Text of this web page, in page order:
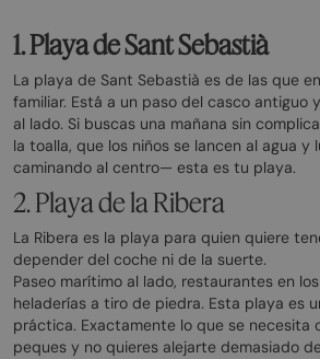
1. Playa de Sant Sebastià
La playa de Sant Sebastià es de las que
familiar. Está a un paso del casco antiguo
al lado. Si buscas una mañana sin
la toalla, que los niños se lancen al agua y
caminando al centro— esta es tu playa.
2. Playa de la Ribera
La Ribera es la playa para quien quiere
depender del coche ni de la suerte.
Paseo marítimo al lado, restaurantes en
heladerías a tiro de piedra. Esta playa es
práctica. Exactamente lo que se necesita
peques y no quieres alejarte demasiado